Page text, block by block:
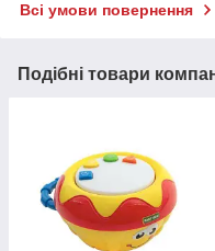
Всі умови повернення
Подібні товари